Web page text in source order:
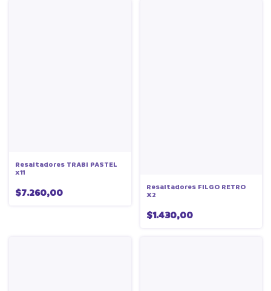
Resaltadores TRABI PASTEL
x11
$7.260,00 Resaltadores FILGO RETRO
X2
$1.430,00